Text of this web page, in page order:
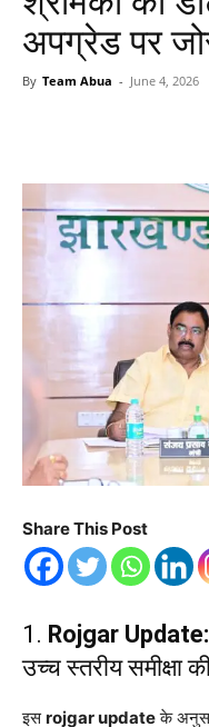
अपग्रेड पर
By Team Abua - June 4, 2026
Share This Post
1. Rojgar Update:
उच्च स्तरीय समीक्षा
इसrojgar updateके